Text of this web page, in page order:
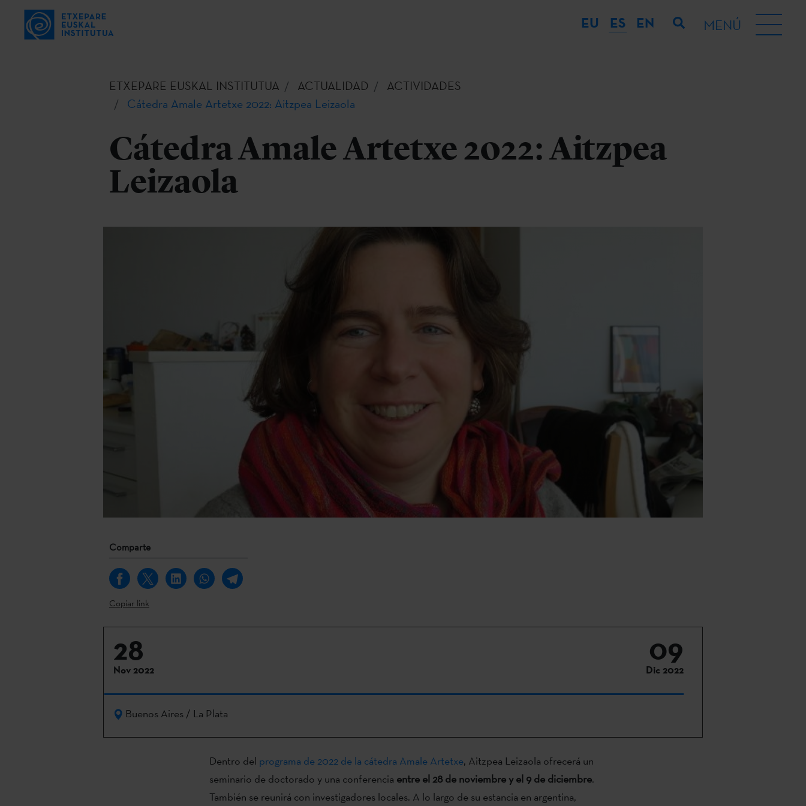
EU ES EN MENÚ
ETXEPARE EUSKAL INSTITUTUA ACTUALIDAD
ACTIVIDADES
Cátedra Amale Artetxe 2022: Aitzpea Leizaola
Cátedra Amale Artetxe 2022: Aitzpea
Leizaola
Comparte
Copiar link
28
Nov 2022
09
Dic 2022
Buenos Aires / La Plata
Dentro del programa de 2022 de la cátedra Amale Artetxe, Aitzpea Leizaola ofrecerá un
seminario de doctorado y una conferencia entre el 28 de noviembre y el 9 de diciembre.
También se reunirá con investigadores locales. A lo largo de su estancia en argentina,